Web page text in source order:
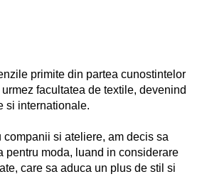
primite din partea cunostintelor
facultatea de textile, devenind
si internationale.
si ateliere, am decis sa
pentru moda, luand in considerare
care sa aduca un plus de stil si